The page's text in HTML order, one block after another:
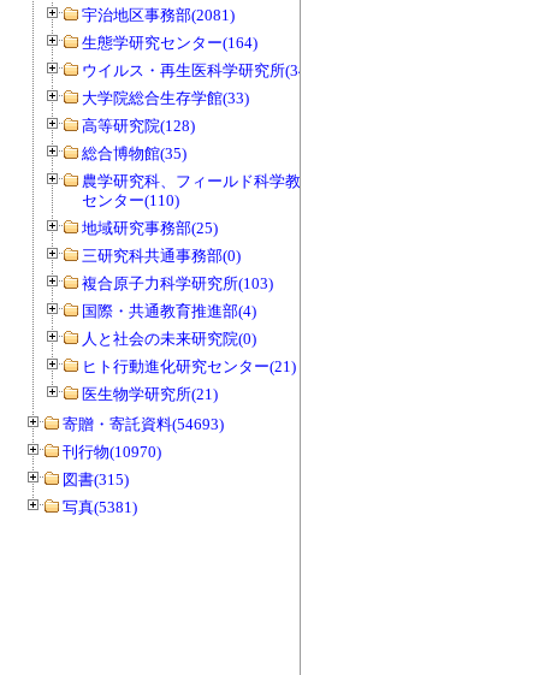
宇治地区事務部(2081)
生態学研究センター(164)
ウイルス・再生医科学研究所(34)
大学院総合生存学館(33)
高等研究院(128)
総合博物館(35)
農学研究科、フィールド科学教育研究
センター(110)
地域研究事務部(25)
三研究科共通事務部(0)
複合原子力科学研究所(103)
国際・共通教育推進部(4)
人と社会の未来研究院(0)
ヒト行動進化研究センター(21)
医生物学研究所(21)
寄贈・寄託資料(54693)
刊行物(10970)
図書(315)
写真(5381)